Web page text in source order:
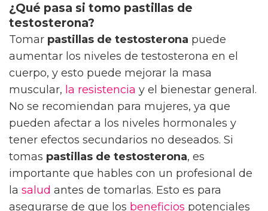
¿Qué pasa si tomo pastillas de
testosterona?
Tomar pastillas de testosterona puede
aumentar los niveles de testosterona en el
cuerpo, y esto puede mejorar la masa
muscular, la resistencia y el bienestar general.
No se recomiendan para mujeres, ya que
pueden afectar a los niveles hormonales y
tener efectos secundarios no deseados. Si
tomas pastillas de testosterona, es
importante que hables con un profesional de
la salud antes de tomarlas. Esto es para
asegurarse de que los beneficios potenciales